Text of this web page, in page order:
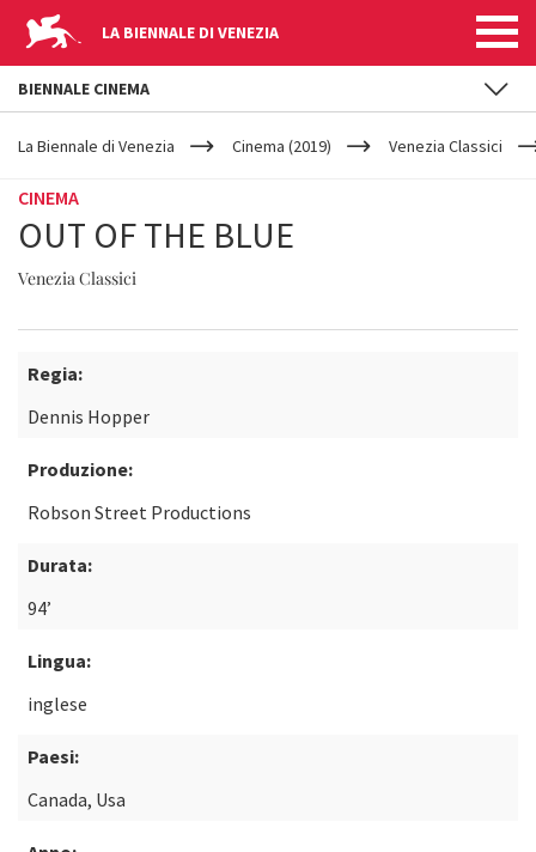
LA BIENNALE DI VENEZIA
YOUR
ARE
La Biennale di Venezia Cinema (2019) Venezia Classici
CINEMA
OUT OF THE BLUE
Venezia Classici
Regia:
Dennis Hopper
Produzione:
Robson Street Productions
Durata:
94’
Lingua:
inglese
Paesi:
Canada, Usa
BIENNALE CINEMA